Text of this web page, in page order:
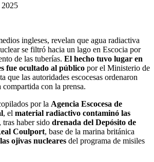
2025
ingleses, revelan que agua radiactiva
se filtró hacia un lago en Escocia por
de las tuberías. El hecho tuvo lugar en
fue ocultado al público por el Ministerio de
que las autoridades escocesas ordenaron
con la prensa.
por la Agencia Escocesa de
, el material radiactivo contaminó las
, tras haber sido drenada del Depósito de
Coulport, base de la marina británica
ojivas nucleares del programa de misiles